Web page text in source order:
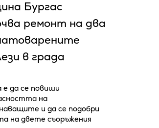
Бургас
ремонт на два
в града
да се повиши
на
и да се подобри
на двете съоръжения